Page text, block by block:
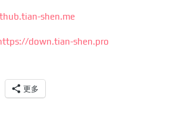
shen.me
down.tian-shen.pro
更多